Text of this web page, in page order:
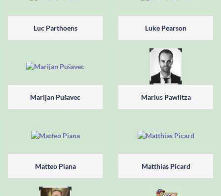
Luc Parthoens Luke Pearson
Marijan Pušavec Marius Pawlitza
Matteo Piana Matthias Picard